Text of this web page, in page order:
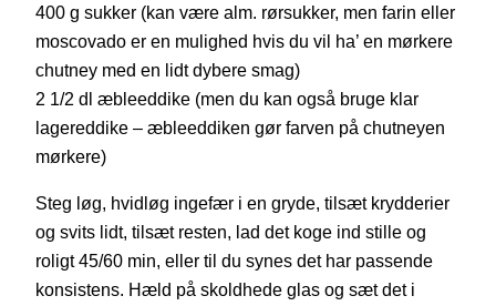
400 g sukker (kan være alm. rørsukker, men farin eller
moscovado er en mulighed hvis du vil ha’ en mørkere
chutney med en lidt dybere smag)
2 1/2 dl æbleeddike (men du kan også bruge klar
lagereddike – æbleeddiken gør farven på chutneyen
mørkere)
Steg løg, hvidløg ingefær i en gryde, tilsæt krydderier
og svits lidt, tilsæt resten, lad det koge ind stille og
roligt 45/60 min, eller til du synes det har passende
konsistens. Hæld på skoldhede glas og sæt det i